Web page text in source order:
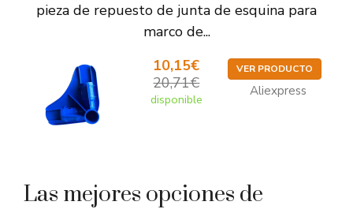
pieza de repuesto de junta de esquina para
marco de...
10,15€
20,71€
disponible
VER PRODUCTO
Aliexpress
Las mejores opciones de